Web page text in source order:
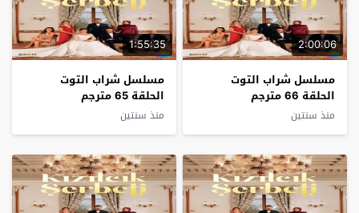
2:00:06
مسلسل شراب التوت
الحلقة 66 مترجم
منذ سنتين
1:55:35
مسلسل شراب التوت
الحلقة 65 مترجم
منذ سنتين